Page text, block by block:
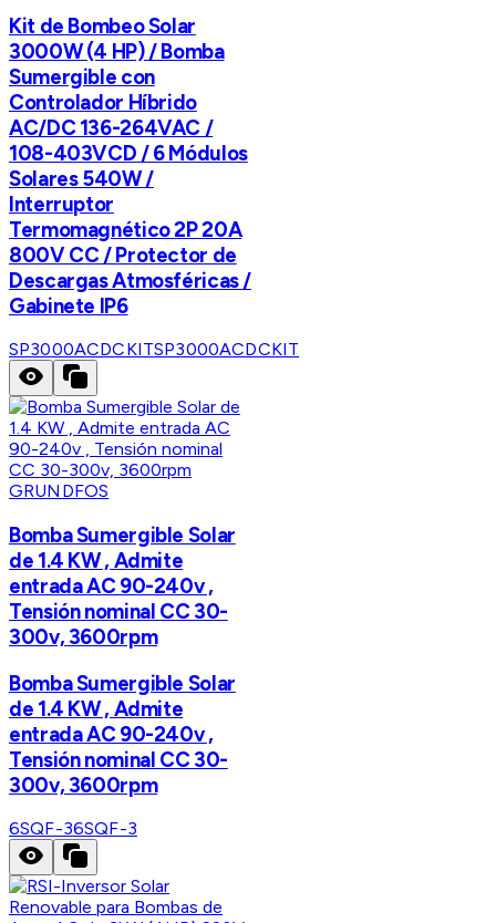
Kit de Bombeo Solar
3000W (4 HP) / Bomba
Sumergible con
Controlador Híbrido
AC/DC 136-264VAC /
108-403VCD / 6 Módulos
Solares 540W /
Interruptor
Termomagnético 2P 20A
800V CC / Protector de
Descargas Atmosféricas /
Gabinete IP6
SP3000ACDCKITSP3000ACDCKIT
GRUNDFOS
Bomba Sumergible Solar
de 1.4 KW , Admite
entrada AC 90-240v ,
Tensión nominal CC 30-
300v, 3600rpm
Bomba Sumergible Solar
de 1.4 KW , Admite
entrada AC 90-240v ,
Tensión nominal CC 30-
300v, 3600rpm
6SQF-36SQF-3